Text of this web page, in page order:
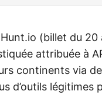
(billet du
attribuée à
continents via
d’outils